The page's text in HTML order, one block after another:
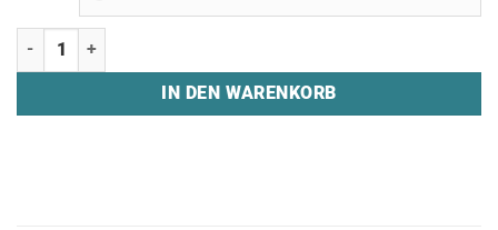
Half Zip Hoodie "VANITY.PRO" Menge
IN DEN WARENKORB